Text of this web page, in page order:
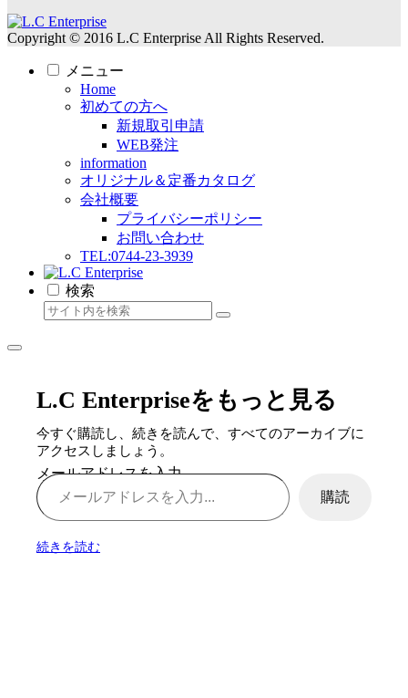
Copyright © 2016 L.C Enterprise All Rights Reserved.
メニュー
Home
初めての方へ
新規取引申請
WEB発注
information
オリジナル＆定番カタログ
会社概要
プライバシーポリシー
お問い合わせ
TEL:0744-23-3939
検索
L.C Enterpriseをもっと見る
今すぐ購読し、続きを読んで、すべてのアーカイブに
アクセスしましょう。
メールアドレスを入力...
購読
続きを読む